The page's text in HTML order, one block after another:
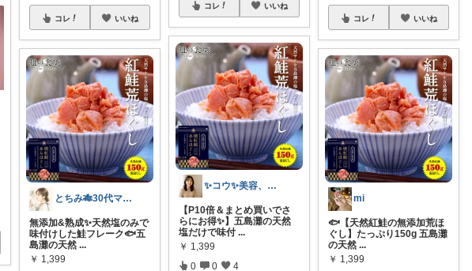
コレ いいね
とちみ🎋30代ママの推し図鑑
無添加&熟成✨天然塩のみで
味付けした鮭フレーク🐟️五
島灘の天然 ...
￥ 1,399
コレ いいね
✨コウ✨美容、ダイエット垢抜け専門
【P10倍＆まとめ買いでさ
らにお得✨】五島灘の天然
塩だけで味付 ...
￥ 1,399
0 0 4
コレ いいね
mi
🐟【天然紅鮭の無添加荒ほ
ぐし】たっぷり150g 五島灘
の天然 ...
￥ 1,399